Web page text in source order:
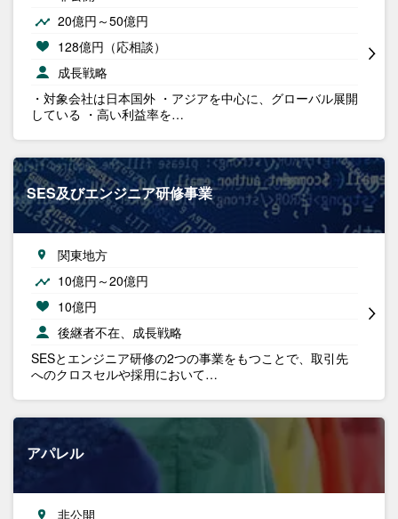
20億円～50億円
128億円（応相談）
成長戦略
・対象会社は日本国外 ・アジアを中心に、グローバル展開
している ・高い利益率を…
SES及びエンジニア研修事業
関東地方
10億円～20億円
10億円
後継者不在、成長戦略
SESとエンジニア研修の2つの事業をもつことで、取引先
へのクロスセルや採用において…
アパレル
非公開